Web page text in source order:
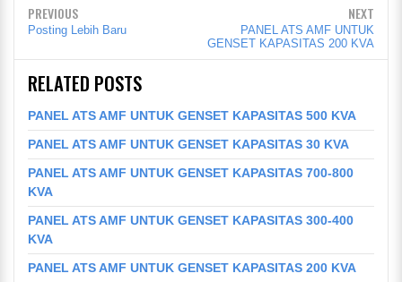
PREVIOUS
Posting Lebih Baru
NEXT
PANEL ATS AMF UNTUK
GENSET KAPASITAS 200 KVA
RELATED POSTS
PANEL ATS AMF UNTUK GENSET KAPASITAS 500 KVA
PANEL ATS AMF UNTUK GENSET KAPASITAS 30 KVA
PANEL ATS AMF UNTUK GENSET KAPASITAS 700-800
KVA
PANEL ATS AMF UNTUK GENSET KAPASITAS 300-400
KVA
PANEL ATS AMF UNTUK GENSET KAPASITAS 200 KVA